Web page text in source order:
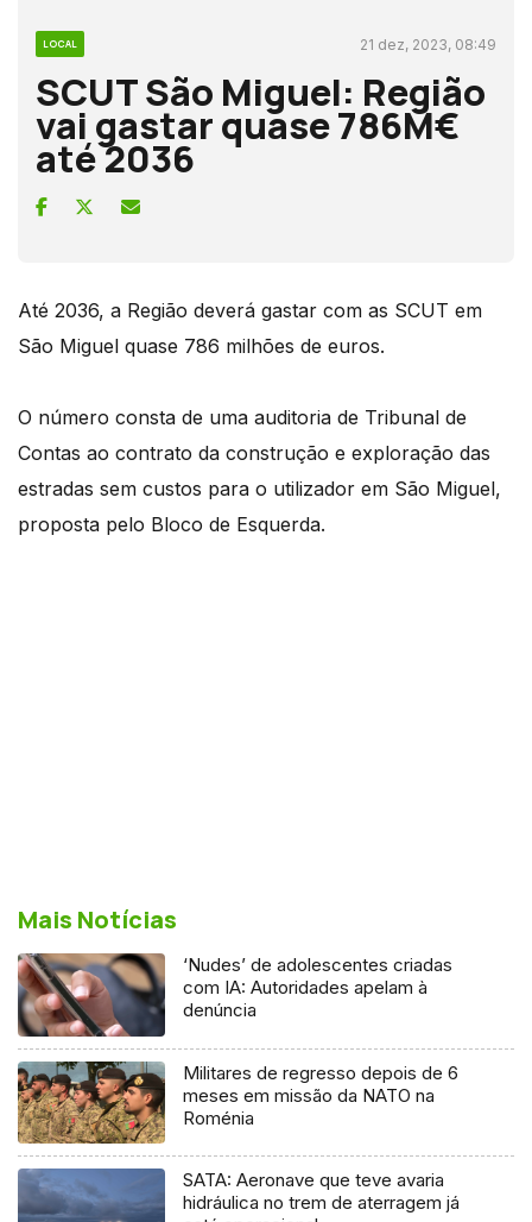
LOCAL 21 dez, 2023, 08:49
SCUT São Miguel: Região
vai gastar quase 786M€
até 2036
Até 2036, a Região deverá gastar com as SCUT em
São Miguel quase 786 milhões de euros.
O número consta de uma auditoria de Tribunal de
Contas ao contrato da construção e exploração das
estradas sem custos para o utilizador em São Miguel,
proposta pelo Bloco de Esquerda.
Mais Notícias
‘Nudes’ de adolescentes criadas
com IA: Autoridades apelam à
denúncia
Militares de regresso depois de 6
meses em missão da NATO na
Roménia
SATA: Aeronave que teve avaria
hidráulica no trem de aterragem já